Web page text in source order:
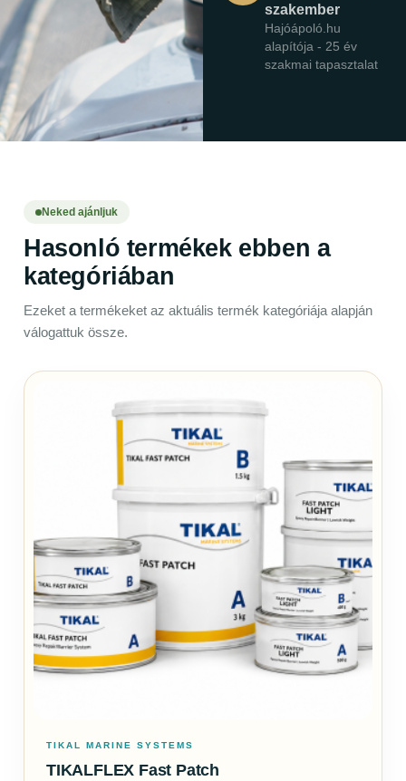
szakember
Hajóápoló.hu
alapítója - 25 év
szakmai tapasztalat
Neked ajánljuk
Hasonló termékek ebben a
kategóriában
Ezeket a termékeket az aktuális termék kategóriája alapján
válogattuk össze.
TIKAL MARINE SYSTEMS
TIKALFLEX Fast Patch